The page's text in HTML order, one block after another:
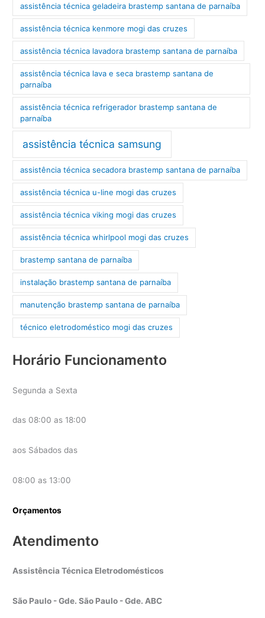
assistência técnica geladeira brastemp santana de parnaíba
assistência técnica kenmore mogi das cruzes
assistência técnica lavadora brastemp santana de parnaíba
assistência técnica lava e seca brastemp santana de
parnaíba
assistência técnica refrigerador brastemp santana de
parnaíba
assistência técnica samsung
assistência técnica secadora brastemp santana de parnaíba
assistência técnica u-line mogi das cruzes
assistência técnica viking mogi das cruzes
assistência técnica whirlpool mogi das cruzes
brastemp santana de parnaíba
instalação brastemp santana de parnaíba
manutenção brastemp santana de parnaíba
técnico eletrodoméstico mogi das cruzes
Horário Funcionamento
Segunda a Sexta
das 08:00 as 18:00
aos Sábados das
08:00 as 13:00
Orçamentos
Atendimento
Assistência Técnica Eletrodomésticos
São Paulo - Gde. São Paulo - Gde. ABC